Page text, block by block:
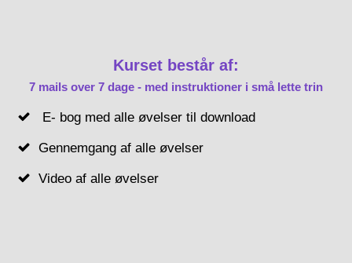
Kurset består af:
7 mails over 7 dage - med instruktioner i små lette trin
E- bog med alle øvelser til download
Gennemgang af alle øvelser
Video af alle øvelser